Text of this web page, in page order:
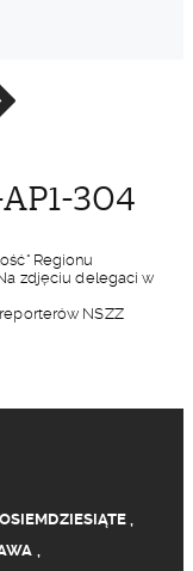
304
Regionu
zdjęciu delegaci w
NSZZ
,
,